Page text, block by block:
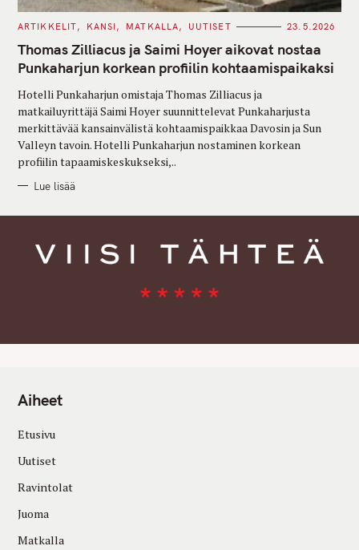
C
T
E
G
O
I
S
ARTIKKELIT KANSI MATKALLA UUTISET 23.5.2026
Thomas Zilliacus ja Saimi Hoyer aikovat nostaa
Punkaharjun korkean profiilin kohtaamispaikaksi
Hotelli Punkaharjun omistaja Thomas Zilliacus ja
matkailuyrittäjä Saimi Hoyer suunnittelevat Punkaharjusta
merkittävää kansainvälistä kohtaamispaikkaa Davosin ja Sun
Valleyn tavoin. Hotelli Punkaharjun nostaminen korkean
profiilin tapaamiskeskukseksi,..
Lue lisää
Aiheet
Etusivu
Uutiset
Ravintolat
Juoma
Matkalla